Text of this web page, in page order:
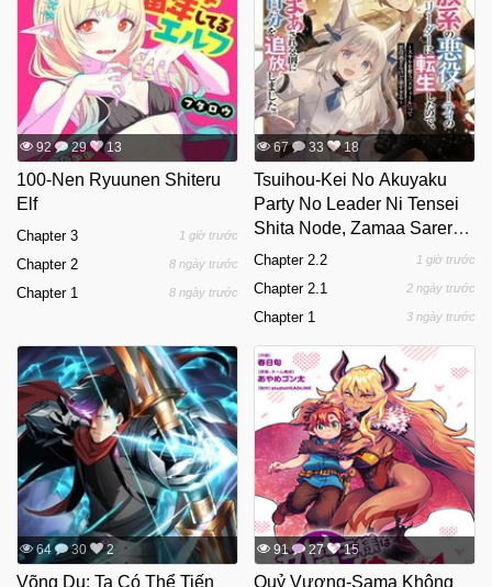
92 29 13
100-Nen Ryuunen Shiteru
Elf
Chapter 3 1 giờ trước
Chapter 2 8 ngày trước
Chapter 1 8 ngày trước
67 33 18
Tsuihou-Kei No Akuyaku
Party No Leader Ni Tensei
Shita Node, Zamaa Sareru
Mae Ni Jibun O Tsuihou
"Steal" Tte Akuyakusugiru
Kedo Tsuyosugiru
Chapter 2.2 1 giờ trước
Chapter 2.1 2 ngày trước
Chapter 1 3 ngày trước
64 30 2
Võng Du: Ta Có Thể Tiến
91 27 15
Quỷ Vương-Sama Không